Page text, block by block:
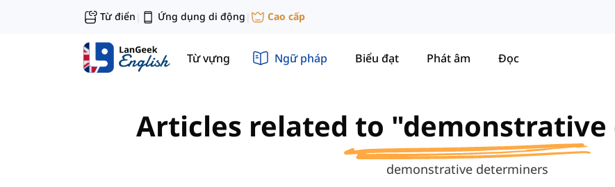
Từ điển | Ứng dụng di động | Cao cấp
Từ vựng Ngữ pháp Biểu đạt Phát âm Đọc
Articles related to
demonstrative determiners